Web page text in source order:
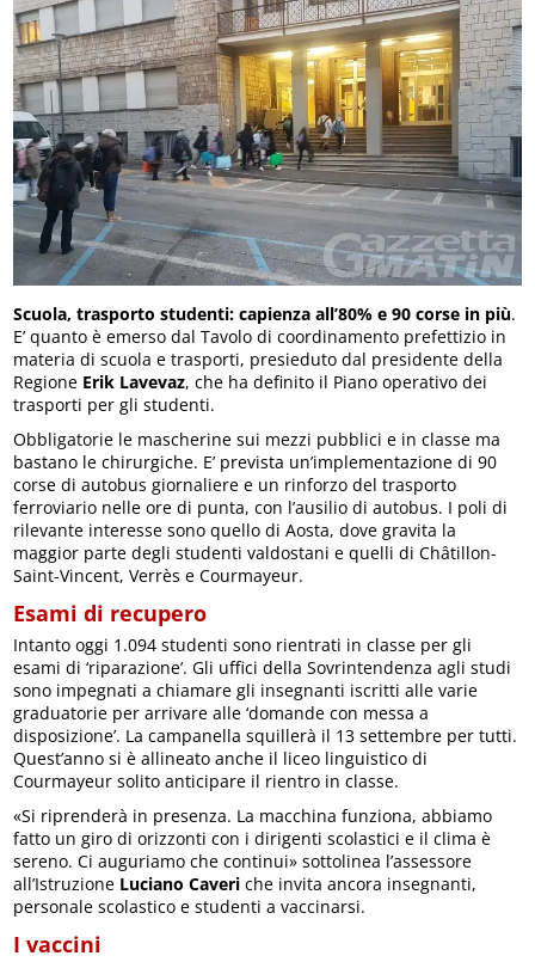
Scuola, trasporto studenti: capienza all’80% e 90 corse in più.
E’ quanto è emerso dal Tavolo di coordinamento prefettizio in
materia di scuola e trasporti, presieduto dal presidente della
Regione Erik Lavevaz, che ha definito il Piano operativo dei
trasporti per gli studenti.
Obbligatorie le mascherine sui mezzi pubblici e in classe ma
bastano le chirurgiche. E’ prevista un’implementazione di 90
corse di autobus giornaliere e un rinforzo del trasporto
ferroviario nelle ore di punta, con l’ausilio di autobus. I poli di
rilevante interesse sono quello di Aosta, dove gravita la
maggior parte degli studenti valdostani e quelli di Châtillon-
Saint-Vincent, Verrès e Courmayeur.
Esami di recupero
Intanto oggi 1.094 studenti sono rientrati in classe per gli
esami di ‘riparazione’. Gli uffici della Sovrintendenza agli studi
sono impegnati a chiamare gli insegnanti iscritti alle varie
graduatorie per arrivare alle ‘domande con messa a
disposizione’. La campanella squillerà il 13 settembre per tutti.
Quest’anno si è allineato anche il liceo linguistico di
Courmayeur solito anticipare il rientro in classe.
«Si riprenderà in presenza. La macchina funziona, abbiamo
fatto un giro di orizzonti con i dirigenti scolastici e il clima è
sereno. Ci auguriamo che continui» sottolinea l’assessore
all’Istruzione Luciano Caveri che invita ancora insegnanti,
personale scolastico e studenti a vaccinarsi.
I vaccini